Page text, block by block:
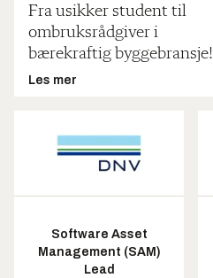
Fra usikker student til
ombruksrådgiver i
bærekraftig byggebransje!
Les mer
Software Asset
Management (SAM)
Lead